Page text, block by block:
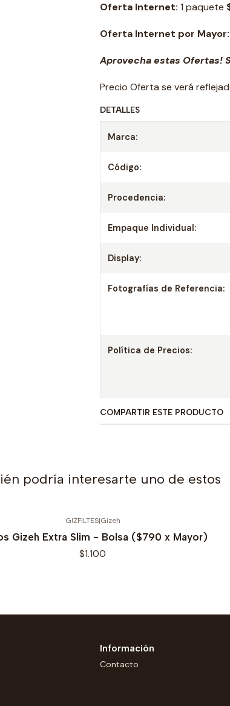
Oferta Internet: 1 paquete
Oferta Internet por
Aprovecha estas Ofertas!
Precio Oferta se verá
DETALLES
Marca:
Código:
Procedencia:
Empaque Individual:
Display:
Fotografías de Referencia:
Política de Precios:
COMPARTIR ESTE PRODUCTO
podría interesarte uno de estos
GIZFILTES|Gizeh
Gizeh Extra Slim - Bolsa ($790 x Mayor)
$1.100
Información
Contacto